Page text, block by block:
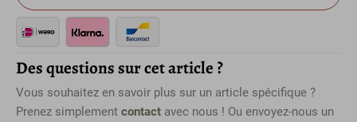
Des questions sur cet article ?
Vous souhaitez en savoir plus sur un article spécifique ?
Prenez simplement contact avec nous ! Ou envoyez-nous un